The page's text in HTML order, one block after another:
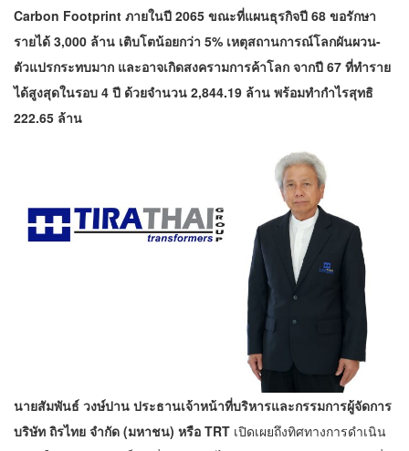
Carbon Footprint ภายในปี 2065 ขณะที่แผนธุรกิจปี 68 ขอรักษา
รายได้ 3,000 ล้าน เติบโตน้อยกว่า 5% เหตุสถานการณ์โลกผันผวน-
ตัวแปรกระทบมาก และอาจเกิดสงครามการค้าโลก จากปี 67 ที่ทำราย
ได้สูงสุดในรอบ 4 ปี ด้วยจำนวน 2,844.19 ล้าน พร้อมทำกำไรสุทธิ
222.65 ล้าน
นายสัมพันธ์ วงษ์ปาน ประธานเจ้าหน้าที่บริหารและกรรมการผู้จัดการ
บริษัท ถิรไทย จำกัด (มหาชน) หรือ TRT เปิดเผยถึงทิศทางการดำเนิน